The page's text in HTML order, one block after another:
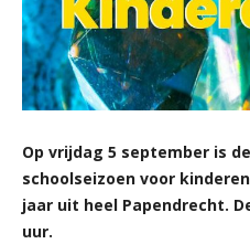
Op vrijdag 5 september is
schoolseizoen voor
jaar uit heel Papendrecht.
uur.